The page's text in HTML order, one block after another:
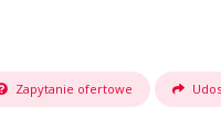
Zapytanie ofertowe